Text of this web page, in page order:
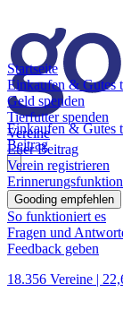
Einkaufen & Gutes
Beitrag
Startseite
Einkaufen & Gutes
Geld spenden
Tierfutter spenden
Vereine
Euer Beitrag
Verein registrieren
Erinnerungsfunktion
Gooding empfehlen
So funktioniert es
Fragen und
Feedback geben
18.356 Vereine |